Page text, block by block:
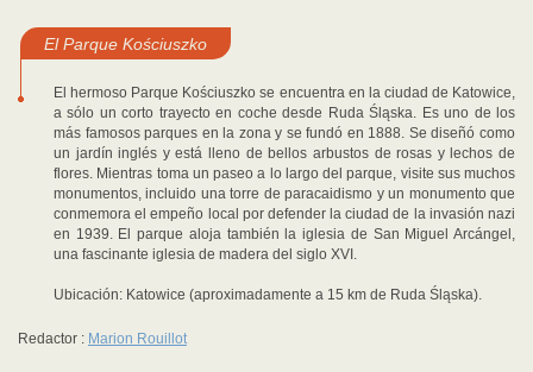
El Parque Kościuszko
El hermoso Parque Kościuszko se encuentra en la ciudad de Katowice,
a sólo un corto trayecto en coche desde Ruda Śląska. Es uno de los
más famosos parques en la zona y se fundó en 1888. Se diseñó como
un jardín inglés y está lleno de bellos arbustos de rosas y lechos de
flores. Mientras toma un paseo a lo largo del parque, visite sus muchos
monumentos, incluido una torre de paracaidismo y un monumento que
conmemora el empeño local por defender la ciudad de la invasión nazi
en 1939. El parque aloja también la iglesia de San Miguel Arcángel,
una fascinante iglesia de madera del siglo XVI.
Ubicación: Katowice (aproximadamente a 15 km de Ruda Śląska).
Redactor : Marion Rouillot